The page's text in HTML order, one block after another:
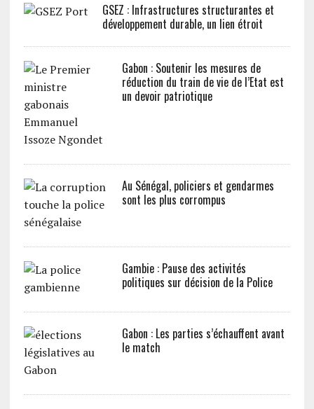
GSEZ : Infrastructures structurantes et
développement durable, un lien étroit
Gabon : Soutenir les mesures de
réduction du train de vie de l’Etat est
un devoir patriotique
Au Sénégal, policiers et gendarmes
sont les plus corrompus
Gambie : Pause des activités
politiques sur décision de la Police
Gabon : Les parties s’échauffent avant
le match